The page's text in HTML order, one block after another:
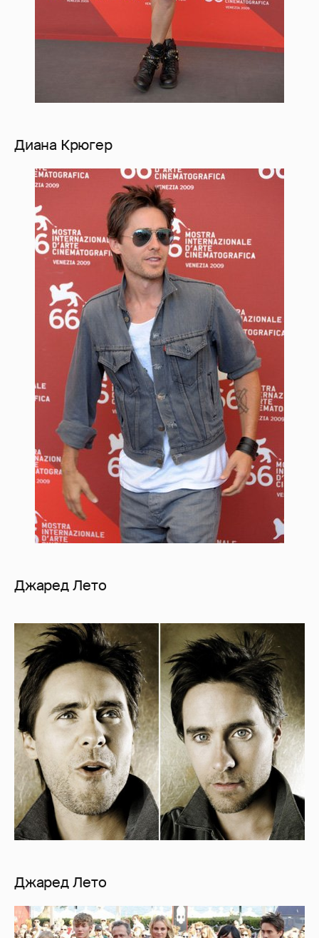
Диана Крюгер
Джаред Лето
Джаред Лето